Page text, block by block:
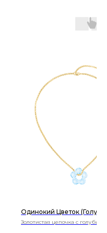
Одинокий Цветок
Золотиcтая цепочка с голубым